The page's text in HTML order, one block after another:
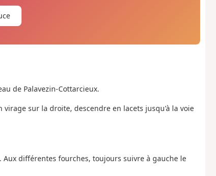
de Palavezin-Cottarcieux.
sur la droite, descendre en lacets jusqu'à la voie
différentes fourches, toujours suivre à gauche le